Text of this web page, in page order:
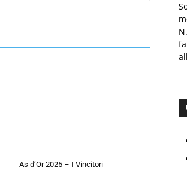
As d’Or 2025 – I Vincitori